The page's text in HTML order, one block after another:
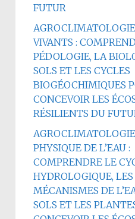
FUTUR
VIVANTS :
PÉDOLOGIE, LA
SOLS ET LES CYCLES
BIOGÉOCHIMIQUES
CONCEVOIR LES
RÉSILIENTS DU
PHYSIQUE DE L’EAU :
COMPRENDRE LE
HYDROLOGIQUE, LES
MÉCANISMES DE
SOLS ET LES